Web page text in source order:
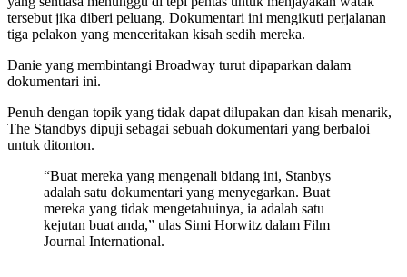
tersebut jika diberi peluang. Dokumentari ini mengikuti perjalanan
tiga pelakon yang menceritakan kisah sedih mereka.
Danie yang membintangi Broadway turut dipaparkan dalam
dokumentari ini.
Penuh dengan topik yang tidak dapat dilupakan dan kisah menarik,
The Standbys dipuji sebagai sebuah dokumentari yang berbaloi
untuk ditonton.
“Buat mereka yang mengenali bidang ini, Stanbys
adalah satu dokumentari yang menyegarkan. Buat
mereka yang tidak mengetahuinya, ia adalah satu
kejutan buat anda,” ulas Simi Horwitz dalam Film
Journal International.